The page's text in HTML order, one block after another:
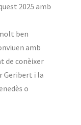
2025 amb
ben
amb
de conèixer
Geribert i la
o